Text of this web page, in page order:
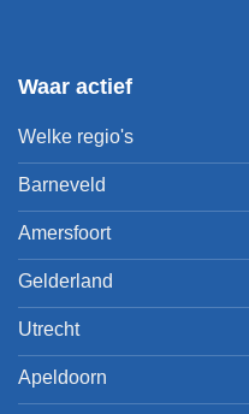
Waar actief
Welke regio's
Barneveld
Amersfoort
Gelderland
Utrecht
Apeldoorn